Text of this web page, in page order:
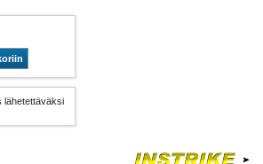
lähetettäväksi